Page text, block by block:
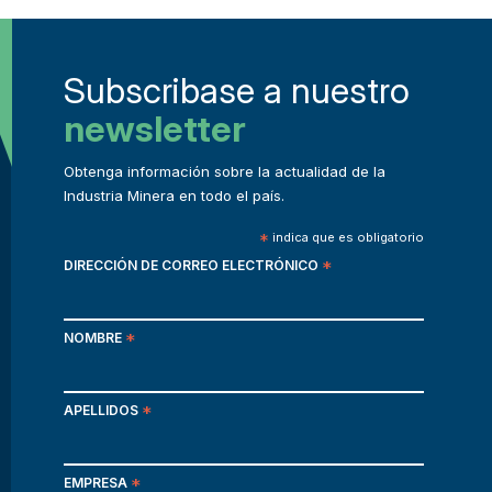
Subscribase a nuestro
newsletter
Obtenga información sobre la actualidad de la
Industria Minera en todo el país.
* indica que es obligatorio
DIRECCIÓN DE CORREO ELECTRÓNICO *
NOMBRE *
APELLIDOS *
EMPRESA *